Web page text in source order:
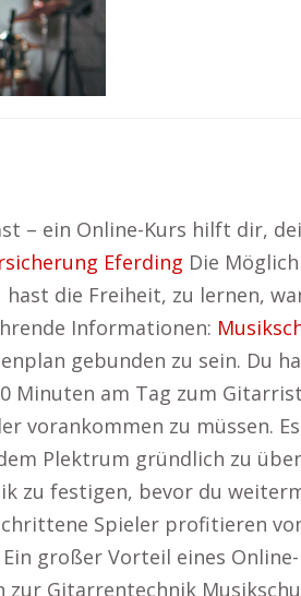
– ein Online-Kurs hilft dir,
Eferding Die
die Freiheit, zu lernen,
Informationen:
gebunden zu sein. Du
Minuten am Tag zum
vorankommen zu müssen.
Plektrum gründlich zu
zu festigen, bevor du
Spieler profitieren
großer Vorteil eines
Gitarrentechnik